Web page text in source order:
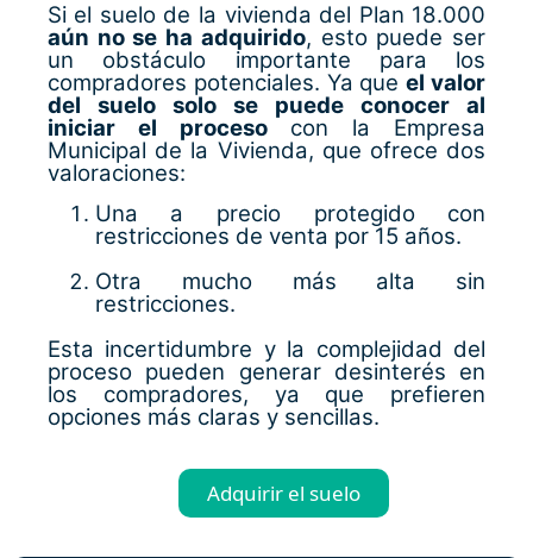
Si el suelo de la vivienda del Plan 18.000
aún no se ha adquirido, esto puede ser
un obstáculo importante para los
compradores potenciales. Ya queel valor
del suelo solo se puede conocer al
iniciar el procesocon la Empresa
Municipal de la Vivienda, que ofrece dos
valoraciones:
Una a precio protegido con
restricciones de venta por 15 años.
Otra mucho más alta sin
restricciones.
Esta incertidumbre y la complejidad del
proceso pueden generar desinterés en
los compradores, ya que prefieren
opciones más claras y sencillas.
Adquirir el suelo